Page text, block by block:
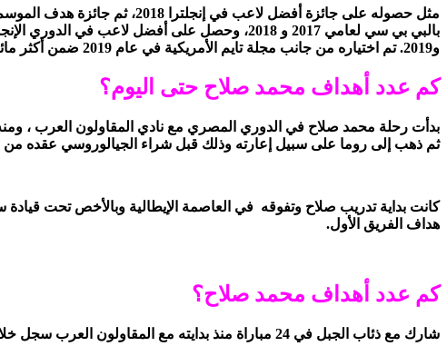
و2019. تم اختياره من جانب مجلة تايم الأمريكية في عام 2019 ضمن أكثر مائة شخصية تأثيرًا في العالم وأفضل هدف في الموسم 2018.
كم عدد أهداف محمد صلاح حتى اليوم؟
بدأت رحلة محمد صلاح في الدوري المصري مع نادي المقاولون العرب ،
ثم ذهب إلى روما على سبيل إعارته وذلك قبل شراء الجيالوروسي عقده من
كانت بداية تدريب صلاح وتفوقه في العاصمة الإيطالية وبالأخص تحت قيادة
هداف الفريق الأول.
كم عدد أهداف محمد صلاح؟
شارك مع ذئاب الجبل في 24 مباراة منذ بدايته مع المقاولون العرب سجل خلالها 5 أهدافٍ فقط، ومن هذه الأهداف كان في شباك